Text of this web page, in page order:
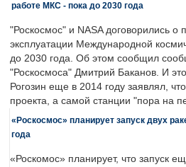
работе МКС - пока до 2030 года
"Роскосмос" и NASA договорились о
эксплуатации Международной
до 2030 года. Об этом сообщил
"Роскосмоса" Дмитрий Баканов. И
Рогозин еще в 2014 году заявлял,
проекта, а самой станции "пора на
«Роскосмос» планирует запуск двух
года
«Роскомос» планирует, что запуск